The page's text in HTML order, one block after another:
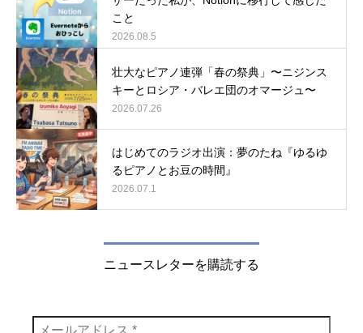
こと
2026.08.5
壮大なピアノ連弾「春の祭典」〜ニジンス
キーとロシア・バレエ団のオマージュ〜
2026.07.26
はじめてのラジオ出演：夢のたね『ゆるゆ
るピアノとお豆の時間』
2026.07.1
ニュースレターを購読する